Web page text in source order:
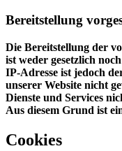
Bereitstellung
Die Bereitstellung der
ist weder gesetzlich
IP-Adresse ist jedoch
unserer Website nicht
Dienste und Services
Aus diesem Grund ist
Cookies